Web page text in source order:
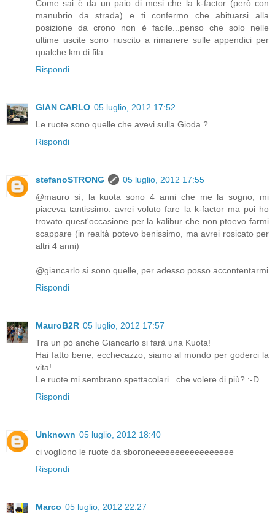
Come sai è da un paio di mesi che la k-factor (però con
manubrio da strada) e ti confermo che abituarsi alla
posizione da crono non è facile...penso che solo nelle
ultime uscite sono riuscito a rimanere sulle appendici per
qualche km di fila...
Rispondi
GIAN CARLO 05 luglio, 2012 17:52
Le ruote sono quelle che avevi sulla Gioda ?
Rispondi
stefanoSTRONG
05 luglio, 2012 17:55
@mauro sì, la kuota sono 4 anni che me la sogno, mi
piaceva tantissimo. avrei voluto fare la k-factor ma poi ho
trovato quest'occasione per la kalibur che non ptoevo farmi
scappare (in realtà potevo benissimo, ma avrei rosicato per
altri 4 anni)
@giancarlo sì sono quelle, per adesso posso accontentarmi
Rispondi
MauroB2R 05 luglio, 2012 17:57
Tra un pò anche Giancarlo si farà una Kuota!
Hai fatto bene, ecchecazzo, siamo al mondo per goderci la
vita!
Le ruote mi sembrano spettacolari...che volere di più? :-D
Rispondi
Unknown 05 luglio, 2012 18:40
ci vogliono le ruote da sboroneeeeeeeeeeeeeeeee
Rispondi
Marco 05 luglio, 2012 22:27